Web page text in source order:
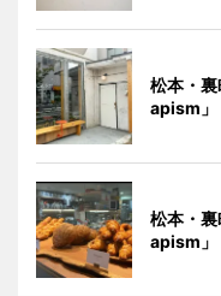
松本・
apism」
松本・
apism」